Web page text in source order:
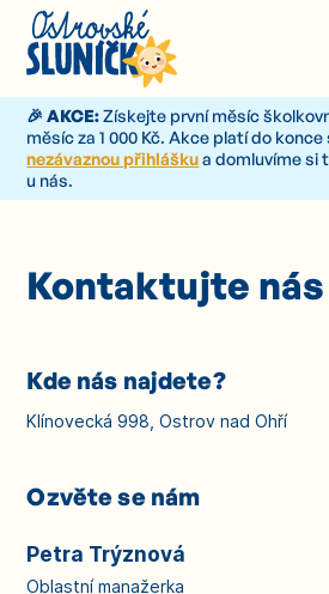
🎉 AKCE:Získejte první měsíc
měsíc za 1 000 Kč. Akce platí do
nezávaznou přihláškua domluvíme si
u nás.
Kontaktujte nás
Kde nás najdete?
Klínovecká 998, Ostrov nad Ohří
Ozvěte se nám
Petra Trýznová
Oblastní manažerka